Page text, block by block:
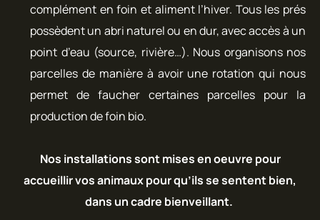
complément en foin et aliment l’hiver. Tous les prés
possèdent un abri naturel ou en dur, avec accès à un
point d’eau (source, rivière…). Nous organisons nos
parcelles de manière à avoir une rotation qui nous
permet de faucher certaines parcelles pour la
production de foin bio.
Nos installations sont mises en oeuvre pour
accueillir vos animaux pour qu’ils se sentent bien,
dans un cadre bienveillant.